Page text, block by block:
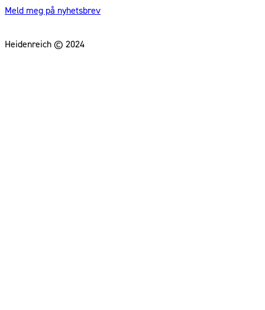
Meld meg på nyhetsbrev
Heidenreich © 2024